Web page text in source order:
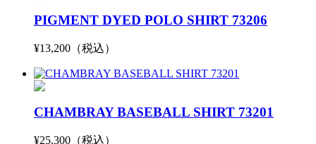
PIGMENT DYED POLO SHIRT 73206
¥13,200（税込）
CHAMBRAY BASEBALL SHIRT 73201
¥25,300（税込）